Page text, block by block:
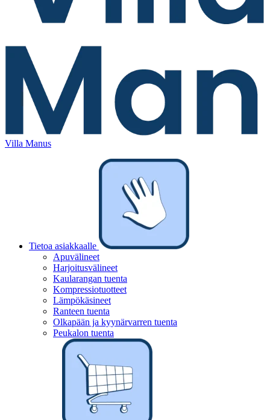
Villa Manus
Tietoa asiakkaalle
Apuvälineet
Harjoitusvälineet
Kaularangan tuenta
Kompressiotuotteet
Lämpökäsineet
Ranteen tuenta
Olkapään ja kyynärvarren tuenta
Peukalon tuenta